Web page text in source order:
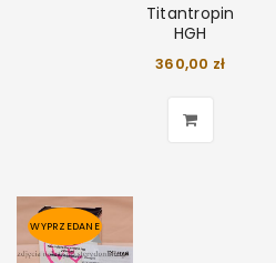
Titantropin
HGH
360,00 zł
WYPRZEDANE